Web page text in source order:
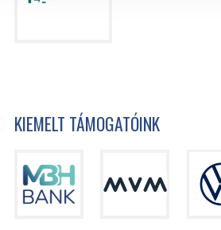
KIEMELT TÁMOGATÓINK